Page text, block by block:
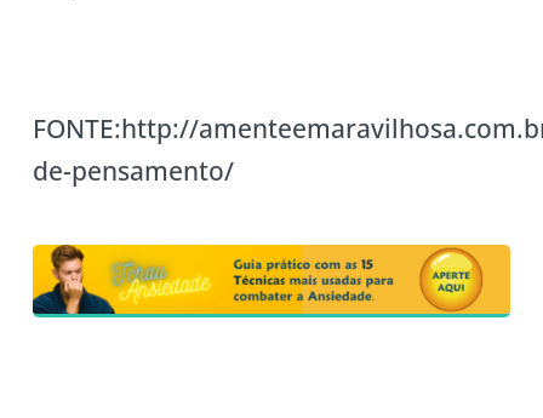
FONTE:http://
de-pensamento/